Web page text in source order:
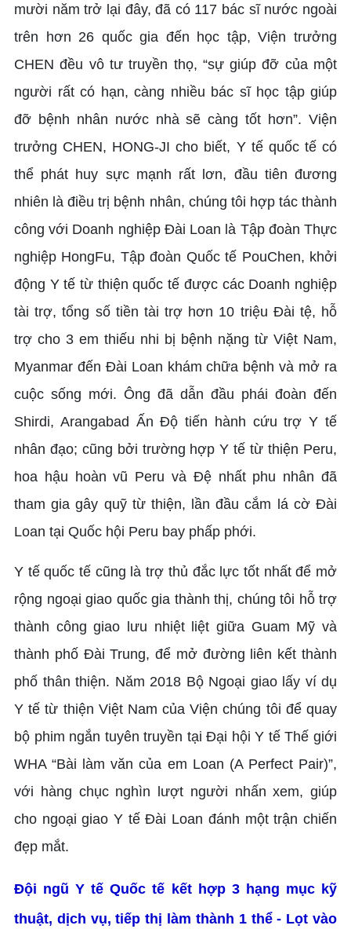
mười năm trở lại đây, đã có 117 bác sĩ nước ngoài
trên hơn 26 quốc gia đến học tập, Viện trưởng
CHEN đều vô tư truyền thọ, “sự giúp đỡ của một
người rất có hạn, càng nhiều bác sĩ học tập giúp
đỡ bệnh nhân nước nhà sẽ càng tốt hơn”. Viện
trưởng CHEN, HONG-JI cho biết, Y tế quốc tế có
thể phát huy sực mạnh rất lơn, đầu tiên đương
nhiên là điều trị bệnh nhân, chúng tôi hợp tác thành
công với Doanh nghiệp Đài Loan là Tập đoàn Thực
nghiệp HongFu, Tập đoàn Quốc tế PouChen, khởi
động Y tế từ thiện quốc tế được các Doanh nghiệp
tài trợ, tổng số tiền tài trợ hơn 10 triệu Đài tệ, hỗ
trợ cho 3 em thiếu nhi bị bệnh nặng từ Việt Nam,
Myanmar đến Đài Loan khám chữa bệnh và mở ra
cuộc sống mới. Ông đã dẫn đầu phái đoàn đến
Shirdi, Arangabad Ấn Độ tiến hành cứu trợ Y tế
nhân đạo; cũng bởi trường hợp Y tế từ thiện Peru,
hoa hậu hoàn vũ Peru và Đệ nhất phu nhân đã
tham gia gây quỹ từ thiện, lần đầu cắm lá cờ Đài
Loan tại Quốc hội Peru bay phấp phới.
Y tế quốc tế cũng là trợ thủ đắc lực tốt nhất để mở
rộng ngoại giao quốc gia thành thị, chúng tôi hỗ trợ
thành công giao lưu nhiệt liệt giữa Guam Mỹ và
thành phố Đài Trung, để mở đường liên kết thành
phố thân thiện. Năm 2018 Bộ Ngoại giao lấy ví dụ
Y tế từ thiện Việt Nam của Viện chúng tôi để quay
bộ phim ngắn tuyên truyền tại Đại hội Y tế Thế giới
WHA “Bài làm văn của em Loan (A Perfect Pair)”,
với hàng chục nghìn lượt người nhấn xem, giúp
cho ngoại giao Y tế Đài Loan đánh một trận chiến
đẹp mắt.
Đội ngũ Y tế Quốc tế kết hợp 3 hạng mục kỹ
thuật, dịch vụ, tiếp thị làm thành 1 thể - Lọt vào